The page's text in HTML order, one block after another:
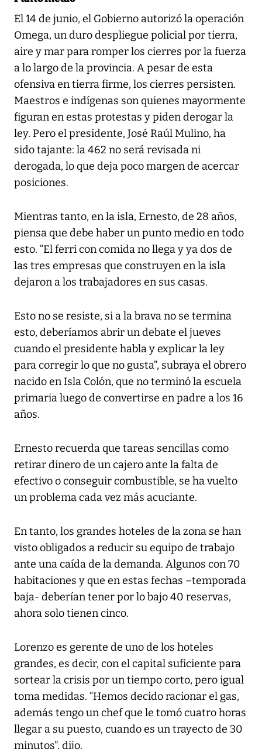
El 14 de junio, el Gobierno autorizó la operación
Omega, un duro despliegue policial por tierra,
aire y mar para romper los cierres por la fuerza
a lo largo de la provincia. A pesar de esta
ofensiva en tierra firme, los cierres persisten.
Maestros e indígenas son quienes mayormente
figuran en estas protestas y piden derogar la
ley. Pero el presidente, José Raúl Mulino, ha
sido tajante: la 462 no será revisada ni
derogada, lo que deja poco margen de acercar
posiciones.
Mientras tanto, en la isla, Ernesto, de 28 años,
piensa que debe haber un punto medio en todo
esto. “El ferri con comida no llega y ya dos de
las tres empresas que construyen en la isla
dejaron a los trabajadores en sus casas.
Esto no se resiste, si a la brava no se termina
esto, deberíamos abrir un debate el jueves
cuando el presidente habla y explicar la ley
para corregir lo que no gusta”, subraya el obrero
nacido en Isla Colón, que no terminó la escuela
primaria luego de convertirse en padre a los 16
años.
Ernesto recuerda que tareas sencillas como
retirar dinero de un cajero ante la falta de
efectivo o conseguir combustible, se ha vuelto
un problema cada vez más acuciante.
En tanto, los grandes hoteles de la zona se han
visto obligados a reducir su equipo de trabajo
ante una caída de la demanda. Algunos con 70
habitaciones y que en estas fechas –temporada
baja- deberían tener por lo bajo 40 reservas,
ahora solo tienen cinco.
Lorenzo es gerente de uno de los hoteles
grandes, es decir, con el capital suficiente para
sortear la crisis por un tiempo corto, pero igual
toma medidas. “Hemos decido racionar el gas,
además tengo un chef que le tomó cuatro horas
llegar a su puesto, cuando es un trayecto de 30
minutos”, dijo.